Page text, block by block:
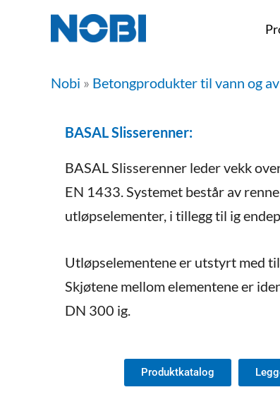
innholdetNobi » Betongprodukter til vann og
BASAL Slisserenner:
BASAL Slisserenner leder vekk
EN 1433. Systemet består av
utløpselementer, i tillegg til ig
Utløpselementene er utstyrt med
Skjøtene mellom elementene er
DN 300 ig.
Produktkatalog